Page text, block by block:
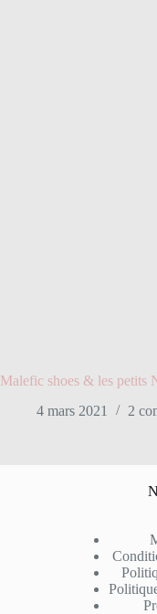
Malefic shoes & les petits
4 mars 2021
2